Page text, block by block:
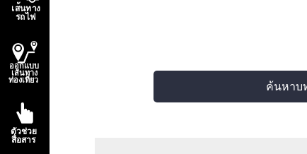
เส้นทาง
รถไฟ
ออกแบบ
เส้นทาง
ท่องเที่ยว
ตัวช่วย
สื่อสาร
ค้นหาบ